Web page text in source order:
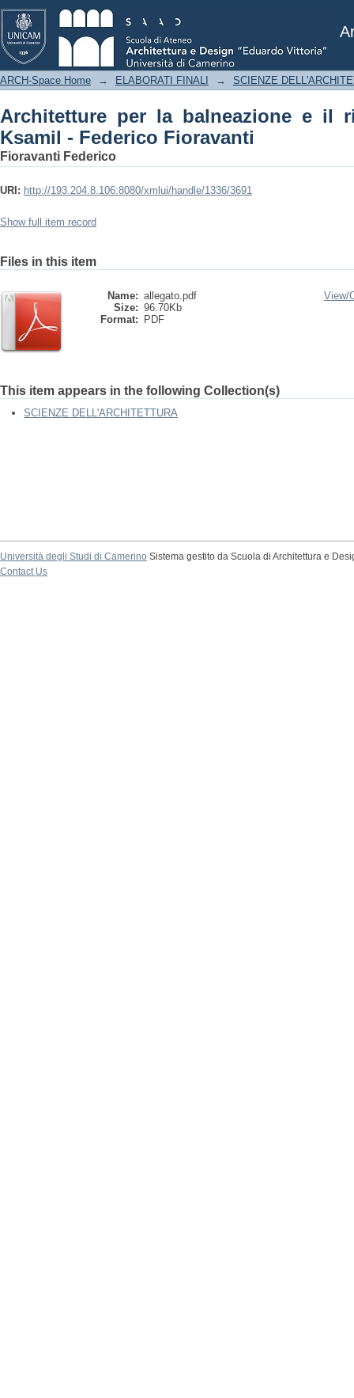
Architetture per la balneazione e il
ARCH-Space Home → ELABORATI FINALI → SCIENZE
Architetture per la balneazione e il
Ksamil - Federico Fioravanti
Fioravanti Federico
URI: http://193.204.8.106:8080/xmlui/handle/1336/3691
Show full item record
Files in this item
Name: allegato.pdf
Size: 96.70Kb
Format:
PDF
View/
This item appears in the following Collection(s)
SCIENZE DELL'ARCHITETTURA
Università degli Studi di Camerino Sistema gestito da Scuola di Architettura e
Contact Us